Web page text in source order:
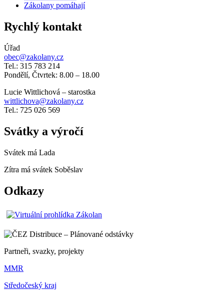
Zákolany pomáhají
Rychlý kontakt
Úřad
obec@zakolany.cz
Tel.: 315 783 214
Pondělí, Čtvrtek: 8.00 – 18.00
Lucie Wittlichová – starostka
wittlichova@zakolany.cz
Tel.: 725 026 569
Svátky a výročí
Svátek má Lada
Zítra má svátek Soběslav
Odkazy
Partneři, svazky, projekty
MMR
Středočeský kraj